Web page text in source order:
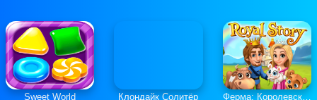
Sweet World Клондайк Солитёр Ферма: Королевская История